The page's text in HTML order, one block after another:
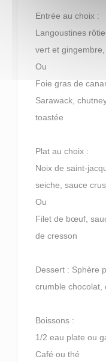
Entrée au choix :
Langoustines
vert et
Ou
Foie gras de
Sarawack,
toastée
Plat au choix :
Noix de saint-
seiche, sauce
Ou
Filet de bœuf,
de cresson
Dessert : Sphère
crumble chocolat,
Boissons :
1/2 eau plate ou
Café ou thé